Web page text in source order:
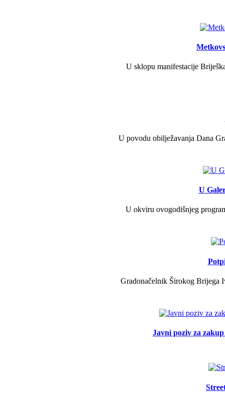
U sklopu manifestacije
U povodu obilježavanja Dana
U
U okviru ovogodišnjeg
Gradonačelnik Širokog Brijega
Javni poziv za